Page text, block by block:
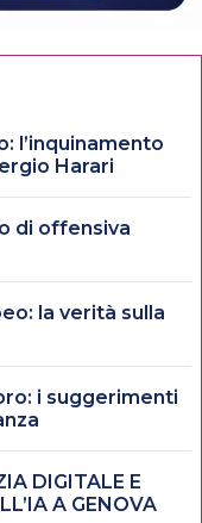
l’inquinamento
Harari
di offensiva
la verità sulla
i suggerimenti
DIGITALE E
A GENOVA